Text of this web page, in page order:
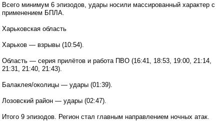
Всего минимум 6 эпизодов, удары носили массированный характер с
применением БПЛА.
Харьковская область
Харьков — взрывы (10:54).
Область — серия прилётов и работа ПВО (16:41, 18:53, 19:00, 21:14,
21:31, 21:40, 21:43).
Балаклея/околицы — удары (01:39).
Лозовский район — удары (02:47).
Итого 9 эпизодов. Регион стал главным направлением ночных атак.